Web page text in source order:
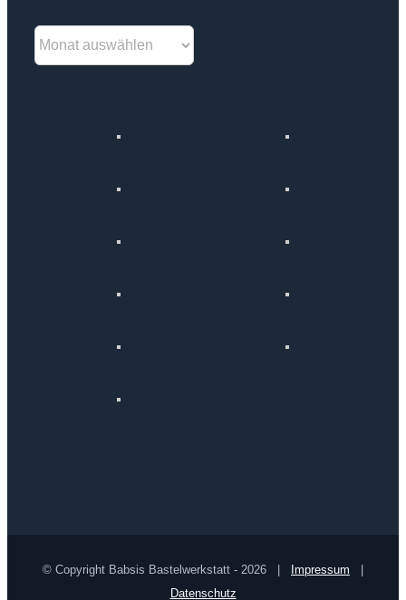
Archiv
© Copyright Babsis Bastelwerkstatt - 2026 | Impressum
Datenschutz